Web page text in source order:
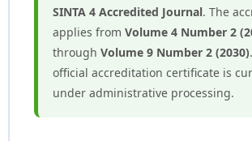
SINTA 4 Accredited Journal. The
applies from Volume 4 Number 2
through Volume 9 Number 2 (2030)
official accreditation certificate is
under administrative processing.